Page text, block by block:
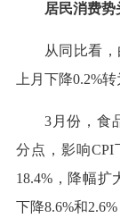
居民消费势
从同比看
上月下降0.2%转
3月份，食
分点，影响CPI
18.4%，降幅
下降8.6%和